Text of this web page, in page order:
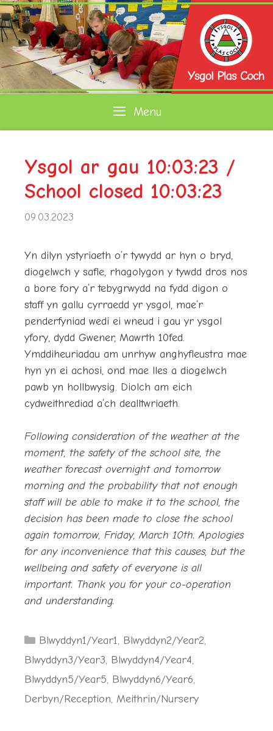
Skip
to
content
Menu
Ysgol ar gau 10:03:23 /
School closed 10:03:23
09.03.2023
Yn dilyn ystyriaeth o’r tywydd ar hyn o bryd,
diogelwch y safle, rhagolygon y tywdd dros nos
a bore fory a’r tebygrwydd na fydd digon o
staff yn gallu cyrraedd yr ysgol, mae’r
penderfyniad wedi ei wneud i gau yr ysgol
yfory, dydd Gwener, Mawrth 10fed.
Ymddiheuriadau am unrhyw anghyfleustra mae
hyn yn ei achosi, ond mae lles a diogelwch
pawb yn hollbwysig. Diolch am eich
cydweithrediad a’ch dealltwriaeth.
Following consideration of the weather at the
moment, the safety of the school site, the
weather forecast overnight and tomorrow
morning and the probability that not enough
staff will be able to make it to the school, the
decision has been made to close the school
again tomorrow, Friday, March 10th. Apologies
for any inconvenience that this causes, but the
wellbeing and safety of everyone is all
important. Thank you for your co-operation
and understanding.
Categories
Blwyddyn1/Year1, Blwyddyn2/Year2,
Blwyddyn3/Year3, Blwyddyn4/Year4,
Blwyddyn5/Year5, Blwyddyn6/Year6,
Derbyn/Reception, Meithrin/Nursery